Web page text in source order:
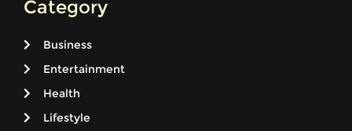
Category
Business
Entertainment
Health
Lifestyle